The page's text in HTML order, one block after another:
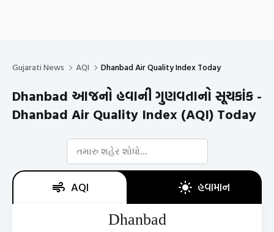
Gujarati News AQI Dhanbad Air Quality Index Today
Dhanbad આજનો હવાની ગુણવતાનો સૂચકાંક -
Dhanbad Air Quality Index (AQI) Today
AQI હવામાન
Dhanbad